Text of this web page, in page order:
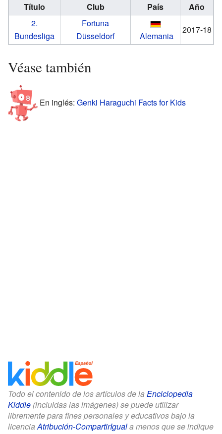
Título Club País
Año
2.
Bundesliga
Fortuna
Düsseldorf
Alemania
2017-18
Véase también
En inglés: Genki Haraguchi Facts for Kids
Todo el contenido de los artículos de la Enciclopedia
Kiddle (incluidas las imágenes) se puede utilizar
libremente para fines personales y educativos bajo la
licenciaAtribución-CompartirIguala menos que se indique